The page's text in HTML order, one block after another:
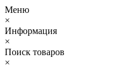
Меню
×
Информация
×
Поиск товаров
×